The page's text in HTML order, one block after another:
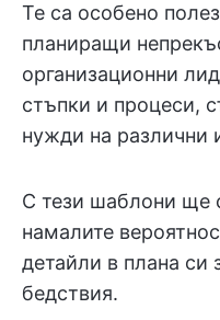
Те са особено
планиращи
организационни
стъпки и процеси,
нужди на различни
С тези шаблони ще
намалите
детайли в плана си
бедствия.